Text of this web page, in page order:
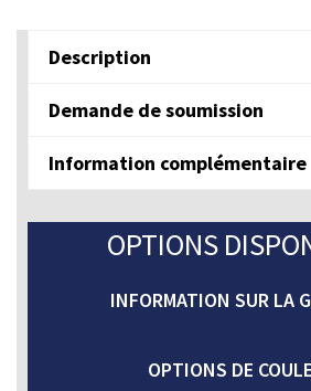
CAISSE
quantity
Description
Demande de soumission
Information complémentaire
OPTIONS
INFORMATION SUR LA
OPTIONS DE